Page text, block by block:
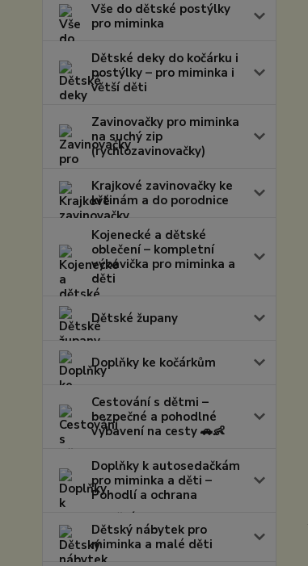
Vše do dětské postýlky
pro miminka
Dětské deky do kočárku i
postýlky – pro miminka i
větší děti
Zavinovačky pro miminka
na suchý zip
(rychlozavinovačky)
Krajkové zavinovačky ke
křtinám a do porodnice
Kojenecké a dětské
oblečení – kompletní
výbavička pro miminka a
děti
Dětské župany
Doplňky ke kočárkům
Cestování s dětmi –
bezpečné a pohodlné
vybavení na cesty 🚗👶
Doplňky k autosedačkám
pro miminka a děti –
Pohodlí a ochrana
Dětský nábytek pro
miminka a malé děti